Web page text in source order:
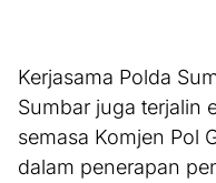
Kerjasama Polda
Sumbar juga terjalin
semasa Komjen Pol
dalam penerapan